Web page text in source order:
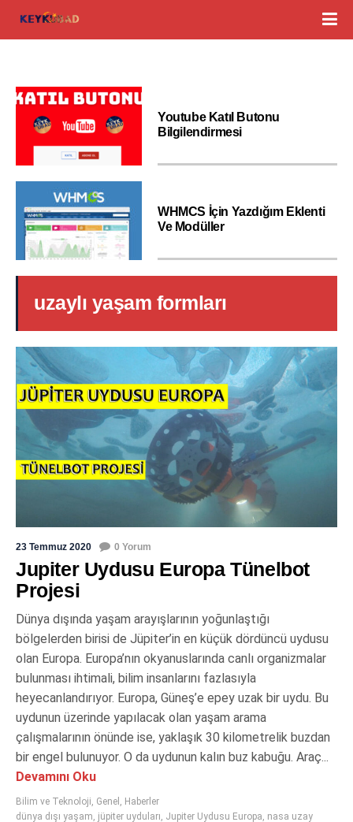
Youtube Katıl Butonu
Bilgilendirmesi
WHMCS İçin Yazdığım Eklenti
Ve Modüller
uzaylı yaşam formları
23 Temmuz 2020 0 Yorum
Jupiter Uydusu Europa Tünelbot
Projesi
Dünya dışında yaşam arayışlarının yoğunlaştığı
bölgelerden birisi de Jüpiter’in en küçük dördüncü uydusu
olan Europa. Europa’nın okyanuslarında canlı organizmalar
bulunması ihtimali, bilim insanlarını fazlasıyla
heyecanlandırıyor. Europa, Güneş’e epey uzak bir uydu. Bu
uydunun üzerinde yapılacak olan yaşam arama
çalışmalarının önünde ise, yaklaşık 30 kilometrelik buzdan
bir engel bulunuyor. O da uydunun kalın buz kabuğu. Araç...
Devamını Oku
Bilim ve Teknoloji, Genel , Haberler
dünya dışı yaşam, jüpiter uyduları, Jupiter Uydusu Europa, nasa uzay